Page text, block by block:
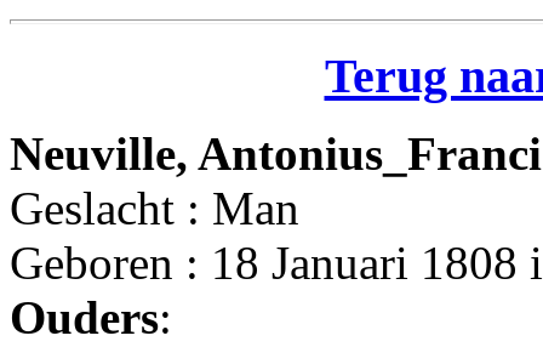
Terug
Neuville,
Geslacht : Man
Geboren : 18 Januari 1808
Ouders: